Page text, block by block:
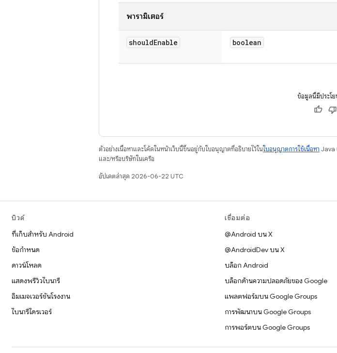
พารามิเตอร์
shouldEnable boolean
ข้อมูลนี้มีประโ
ตัวอย่างเนื้อหาและโค้ดในหน้าเว็บนี้ขึ้นอยู่กับใบอนุญาตที่อธิบายไว้ในใบอนุญาตการใช้เนื้อหา Java
และ/หรือบริษัทในเครือ
อัปเดตล่าสุด 2026-06-22 UTC
บิวด์
ที่เก็บสำหรับ Android
ข้อกำหนด
ดาวน์โหลด
แสดงพรีวิวไบนารี
อิมเมจเวอร์ชันโรงงาน
ไบนารีไดรเวอร์
เชื่อมต่อ
@Android บน X
@AndroidDev บน X
บล็อก Android
บล็อกด้านความปลอดภัยของ Google
แพลตฟอร์มบน Google Groups
การพัฒนาบน Google Groups
การพอร์ตบน Google Groups